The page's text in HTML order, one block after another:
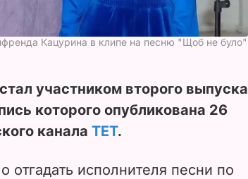
Кацурина в клипе на песню "Щоб не було"
участником второго выпуска
которого опубликована 26
канала ТЕТ.
исполнителя песни по